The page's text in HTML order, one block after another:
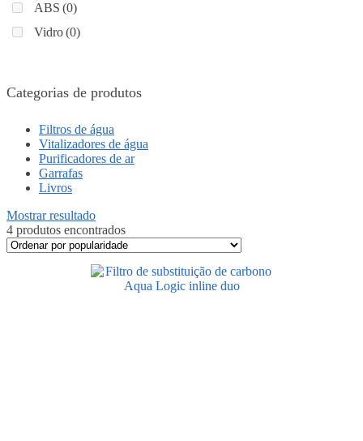
ABS (0)
Vidro(0)
Categorias de produtos
Filtros de água
Vitalizadores de água
Purificadores de ar
Garrafas
Livros
Mostrar resultado
4 produtos encontrados